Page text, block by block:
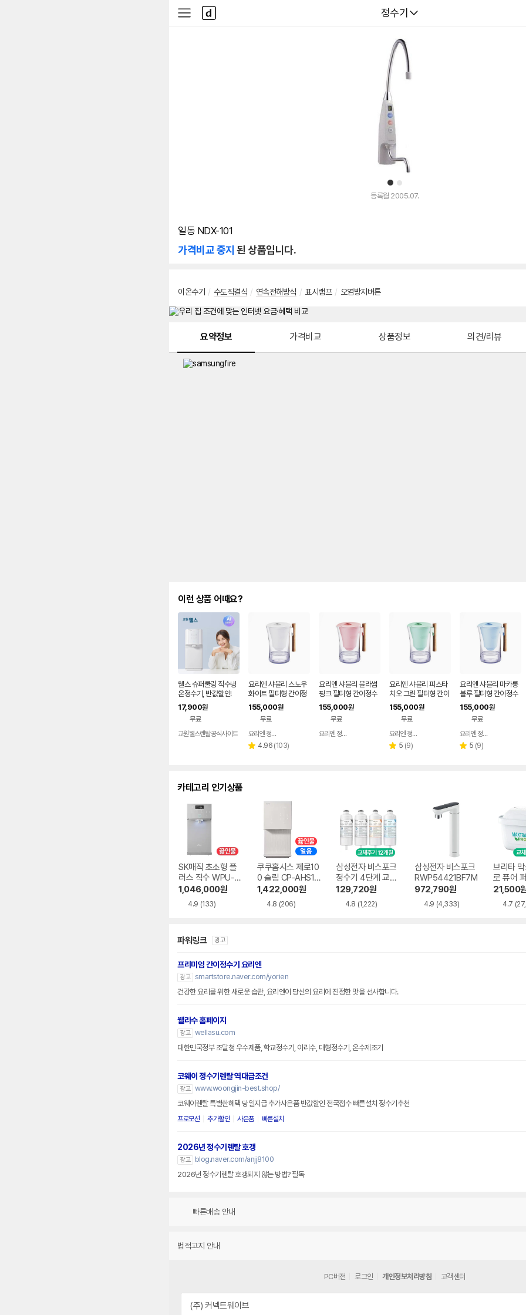
다나와
정수기
사
이
다
나
와
1 2
등록월 2005.07.
일동 NDX-101
가격비교 중지 된 상품입니다.
이온수기 / 수도직결식 / 연속전해방식 / 표시램프 / 오염방지버튼
요약정보 가격비교 상품정보 의견/리뷰
이런 상품 어때요?
웰스 슈퍼쿨링 직수냉
온정수기, 반값할인!
17,900원
무료
교원웰스렌탈공식사이트
요리엔 샤블리 스노우
화이트 필터형 간이정
수기 ( 필터 1개 포함)
155,000원
무료
페이
요리엔 정수기 공식몰
별 4.96 리
(103)
요리엔 샤블리 블라썸
핑크 필터형 간이정수
기 ( 필터 1개 포함)
155,000원
무료
요리엔 정수기 공식몰
요리엔 샤블리 피스타
치오 그린 필터형 간이
정수기 ( 필터 1개 포
함)
155,000원
무료
요리엔 정수기 공식몰
별 5 리
(9)
요리엔 샤블리 마카롱
블루 필터형 간이정수
기 ( 필터 1개 포함)
155,000원
무료
요리엔 정수기 공식몰
별 5 리
(9)
카테고리 인기상품
SK매직 초소형 플
러스 직수 WPU-J
AC115SNS
1,046,000원
4.9 (133)
쿠쿠홈시스 제로10
0 슬림 CP-AHS10
0HEW
1,422,000원
4.8 (206)
삼성전자 비스포크
정수기 4단계 교체
용 정수필터 HAF-
HIN
129,720원
4.8 (1,222)
삼성전자 비스포크
RWP54421BF7M
972,790원
4.9 (4,333)
브리타
로 퓨어
필터
21,500
4.7
파워링크 광고
프리미엄 간이정수기 요리엔
광고 smartstore.naver.com/yorien
건강한 요리를 위한 새로운 습관, 요리엔이 당신의 요리에 진정한 맛을 선사합니다.
웰라수 홈페이지
광고 wellasu.com
대한민국정부 조달청 우수제품, 학교정수기, 아리수, 대형정수기, 온수제조기
코웨이 정수기렌탈 역대급조건
광고 www.woongjin-best.shop/
코웨이렌탈 특별한혜택 당일지급 추가사은품 반값할인 전국접수 빠른설치 정수기추천
프로모션 추가할인 사은품 빠른설치
2026년 정수기렌탈 호갱
광고
blog.naver.com/anjj8100
2026년 정수기렌탈 호갱되지 않는 방법? 필독
빠른배송 안내
법적고지 안내
PC버전 로그인 개인정보처리방침 고객센터
(주) 커넥트웨이브